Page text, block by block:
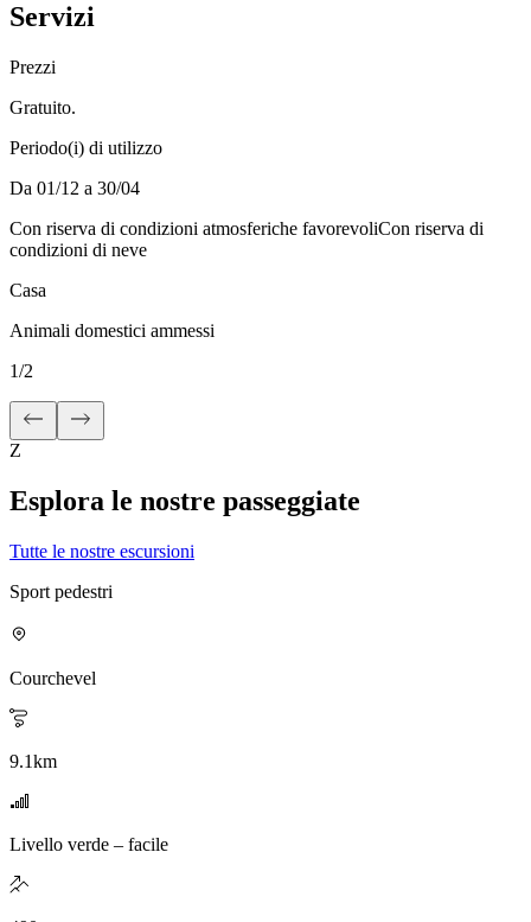
Servizi
Prezzi
Gratuito.
Periodo(i) di utilizzo
Da 01/12 a 30/04
Con riserva di condizioni atmosferiche favorevoliCon riserva di
condizioni di neve
Casa
Animali domestici ammessi
1/2
Z
Esplora le nostre passeggiate
Tutte le nostre escursioni
Sport pedestri
Courchevel
9.1km
Livello verde – facile